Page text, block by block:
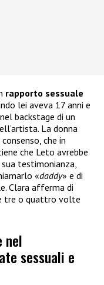
rapporto sessuale
lei aveva 17 anni e
backstage di un
La donna
che in
che Leto avrebbe
testimonianza,
«daddy» e di
Clara afferma di
tre o quattro volte
nel
sessuali e